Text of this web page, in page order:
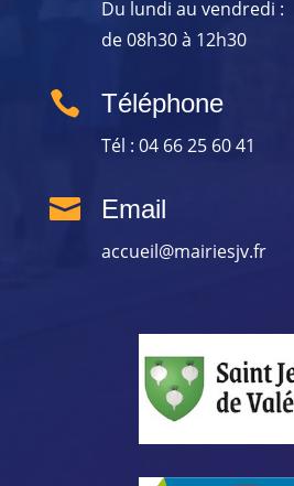
Du lundi au vendredi :
de 08h30 à 12h30
 Téléphone
Tél : 04 66 25 60 41
 Email
accueil@mairiesjv.fr